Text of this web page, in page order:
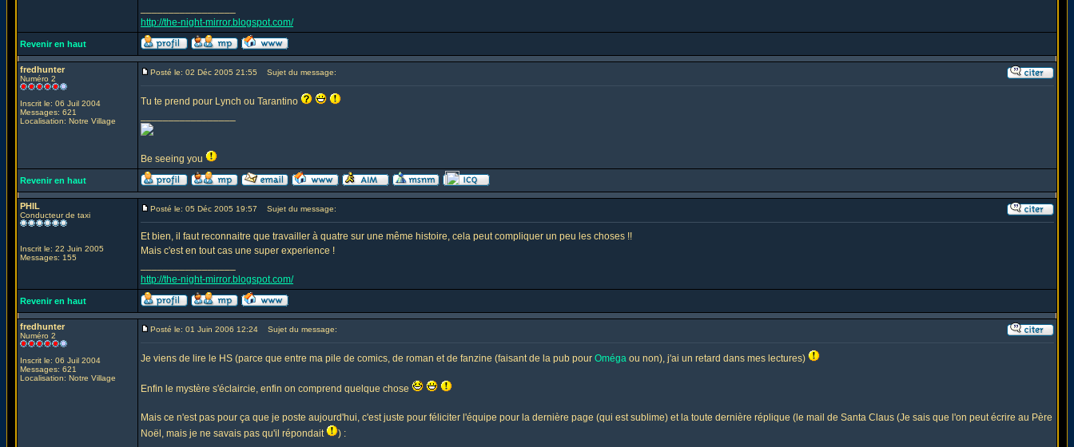
http://the-night-mirror.blogspot.com/
Revenir en haut
fredhunter
Numéro 2
Inscrit le: 06 Juil 2004
Messages: 621
Localisation: Notre Village
Posté le: 02 Déc 2005 21:55 Sujet du message:
Tu te prend pour Lynch ou Tarantino
Be seeing you
Revenir en haut
PHIL
Conducteur de taxi
Inscrit le: 22 Juin 2005
Messages: 155
Posté le: 05 Déc 2005 19:57 Sujet du message:
Et bien, il faut reconnaitre que travailler à quatre sur une même histoire, cela peut compliquer un peu les choses !!
Mais c'est en tout cas une super experience !
http://the-night-mirror.blogspot.com/
Revenir en haut
fredhunter
Numéro 2
Inscrit le: 06 Juil 2004
Messages: 621
Localisation: Notre Village
Posté le: 01 Juin 2006 12:24 Sujet du message:
Je viens de lire le HS (parce que entre ma pile de comics, de roman et de fanzine (faisant de la pub pour Oméga ou non), j'ai un retard dans mes lectures)
Enfin le mystère s'éclaircie, enfin on comprend quelque chose
Mais ce n'est pas pour ça que je poste aujourd'hui, c'est juste pour féliciter l'équipe pour la dernière page (qui est sublime) et la toute dernière réplique (le mail de Santa Claus (Je sais que l'on peut écrire au Père
Noël, mais je ne savais pas qu'il répondait
) :